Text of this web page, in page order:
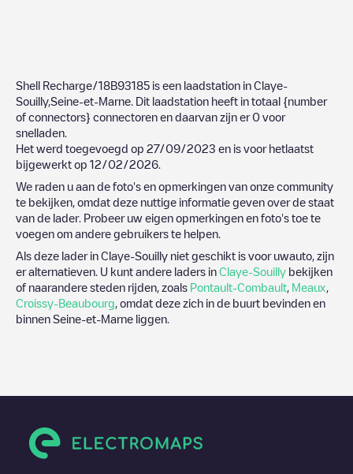
Shell Recharge/18B93185 is een laadstation in Claye-
Souilly, Seine-et-Marne . Dit laadstation heeft in totaal {number
of connectors} connectoren en daarvan zijn er 0 voor
snelladen.
Het werd toegevoegd op 27/09/2023 en is voor hetlaatst
bijgewerkt op 12/02/2026
We raden u aan de foto's en opmerkingen van onze community
te bekijken, omdat deze nuttige informatie geven over de staat
van de lader. Probeer uw eigen opmerkingen en foto's toe te
voegen om andere gebruikers te helpen.
Als deze lader in Claye-Souilly niet geschikt is voor uwauto, zijn
er alternatieven. U kunt andere laders in Claye-Souilly bekijken
of naarandere steden rijden, zoals Pontault-Combault Meaux
Croissy-Beaubourg , omdat deze zich in de buurt bevinden en
binnen Seine-et-Marne liggen.